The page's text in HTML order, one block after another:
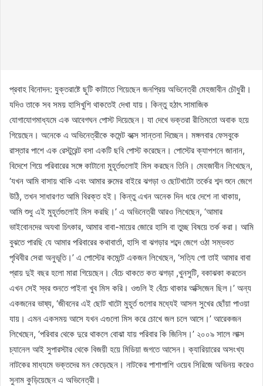
প্রবাহ বিনোদন: যুক্তরাষ্টে ছুটি কাটাতে গিয়েছেন জনপ্রিয় অভিনেত্রী মেহজাবীন চৌধুরী।
যদিও তাকে সব সময় হাসিখুশি থাকতেই দেখা যায়। কিন্তু হঠাৎ সামাজিক
যোগাযোগমাধ্যমে এক আবেগঘন পোস্ট দিয়েছেন। যা দেখে ভক্তরা রীতিমতো অবাক হয়ে
গিয়েছেন। অনেকে এ অভিনেত্রীকে কমেন্ট বক্সে সান্তনা দিচ্ছেন। মঙ্গলবার ফেসবুকে
রাস্তার পাশে এক রেস্টুরেন্ট বসা একটি ছবি পোস্ট করেছেন। পোস্টের ক্যাপশনে জানান,
বিদেশে গিয়ে পরিবারের সঙ্গে কাটানো মুহূর্তগুলোই মিস করছেন তিনি। মেহজাবীন লিখেছেন,
‘যখন আমি বাসায় থাকি এবং আমার রুমের বাইরে ঝগড়া ও ছোটখাটো তর্কের শব্দ শুনে জেগে
উঠি, তখন সাধারণত আমি বিরক্ত হই। কিন্তু এখন অনেক দিন ধরে দেশে না থাকায়,
আমি শুধু এই মুহূর্তগুলোই মিস করছি।’ এ অভিনেত্রী আরও লিখেছেন, ‘আমার
ভাইবোনদের অযথা চিৎকার, আমার বাবা-মায়ের জোরে হাসি বা তুচ্ছ বিষয়ে তর্ক করা। আমি
বুঝতে পারছি যে আমার পরিবারের কথাবার্তা, হাসি বা ঝগড়ার শব্দে জেগে ওঠা সম্ভবত
পৃথিবীর সেরা অনুভূতি।’ এ পোস্টের কমেন্টে একজন লিখেছেন, ‘সত্যি গো তাই আমার বাবা
প্রায় দুই বছর হলো মারা গিয়েছেন। বেঁচে থাকতে কত ঝগড়া ,খুনসুটি, বকাঝকা করতেন
এখন সেই স্বর শুনতে পাইনা খুব মিস করি। ওগুলি ই বেঁচে থাকার অক্সিজেন ছিল।’ অন্য
একজনের ভাষ্য, ‘জীবনের এই ছোট খাটো মুহূর্ত গুলোর মধ্যেই আসল সুখের ছোঁয়া পাওয়া
যায়। এমন একসময় আসে যখন এগুলো মিস করে চোখে জল চলে আসে।’ আরেকজন
লিখেছেন, ‘পরিবার থেকে দুরে থাকলে বোঝা যায় পরিবার কি জিনিস।’ ২০০৯ সালে লাক্স
চ্যানেল আই সুপারস্টার থেকে বিজয়ী হয়ে মিডিয়া জগতে আসেন। ক্যারিয়ারের অসংখ্য
নাটকের মাধ্যমে ভক্তদের মন কেড়েছেন। নাটকের পাশাপাশি ওয়েব সিরিজে অভিনয় করেও
সুনাম কুড়িয়েছেন এ অভিনেত্রী।